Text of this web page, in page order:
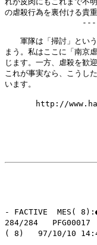
の虐殺行為を裏付ける貴
軍隊は「掃討」という
まう。私はここに「南京
じます。一方、虐殺を歓
これが事実なら、こうし
います。
http://
- FACTIVE  MES( 8):●
284/284
( 8)   97/10/10 14:49